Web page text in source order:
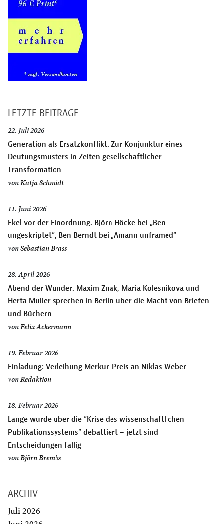
LETZTE BEITRÄGE
22. Juli 2026
Generation als Ersatzkonflikt. Zur Konjunktur eines
Deutungsmusters in Zeiten gesellschaftlicher
Transformation
vonKatja Schmidt
11. Juni 2026
Ekel vor der Einordnung. Björn Höcke bei „Ben
ungeskriptet“, Ben Berndt bei „Amann unframed“
vonSebastian Brass
28. April 2026
Abend der Wunder. Maxim Znak, Maria Kolesnikova und
Herta Müller sprechen in Berlin über die Macht von Briefen
und Büchern
vonFelix Ackermann
19. Februar 2026
Einladung: Verleihung Merkur-Preis an Niklas Weber
vonRedaktion
18. Februar 2026
Lange wurde über die “Krise des wissenschaftlichen
Publikationssystems” debattiert – jetzt sind
Entscheidungen fällig
vonBjörn Brembs
ARCHIV
Juli 2026